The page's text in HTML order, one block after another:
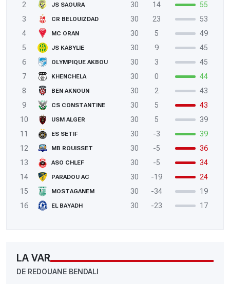
2
JS SAOURA 30 14
55
3
CR BELOUIZDAD 30 23
53
4
MC ORAN 30 5
49
5
JS KABYLIE 30 9
45
6
OLYMPIQUE AKBOU 30 3
45
7
KHENCHELA 30 0
44
8
BEN AKNOUN 30 2
43
9
CS CONSTANTINE 30 5
43
10
USM ALGER 30 5
39
11
ES SETIF 30 -3
39
12
MB ROUISSET 30 -5
36
13
ASO CHLEF 30 -5
34
14
PARADOU AC 30 -19
24
15
MOSTAGANEM 30 -34
19
16
EL BAYADH 30 -23 17
LA VAR
DE REDOUANE BENDALI